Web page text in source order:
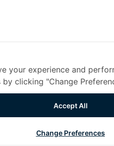
your experience and
clicking "Change
Accept All
Change Preferences